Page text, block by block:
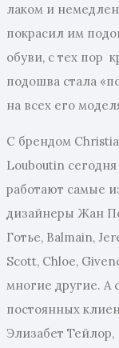
лаком и
покрасил им
обуви, с тех пор
подошва стала
на всех его
С брендом
Louboutin сегодня
работают самые
дизайнеры Жан
Готье, Balmain,
Scott, Chloe,
многие другие. А
постоянных
Элизабет Тейлор,